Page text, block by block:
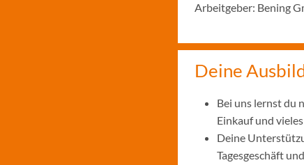
Arbeitgeber: Bening
Deine
Bei uns lernst du
Einkauf und
Deine
Tagesgeschäft